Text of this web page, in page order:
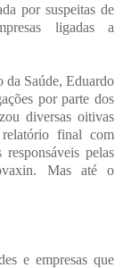
por suspeitas de
ligadas a
da Saúde, Eduardo
por parte dos
diversas oitivas
final com
pelas
Mas até o
e empresas que